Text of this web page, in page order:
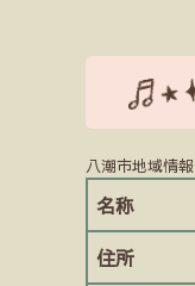
八潮市地域情
名称
住所